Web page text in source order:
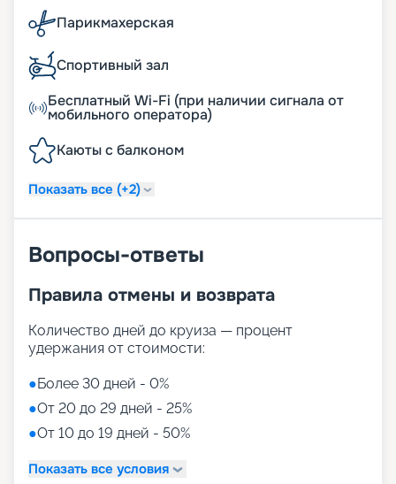
Парикмахерская
Спортивный зал
Бесплатный Wi-Fi (при наличии сигнала от
мобильного оператора)
Каюты с балконом
Показать все (+2)
Вопросы-ответы
Правила отмены и возврата
Количество дней до круиза — процент
удержания от стоимости:
●Более 30 дней - 0%
●От 20 до 29 дней - 25%
●От 10 до 19 дней - 50%
Показать все условия